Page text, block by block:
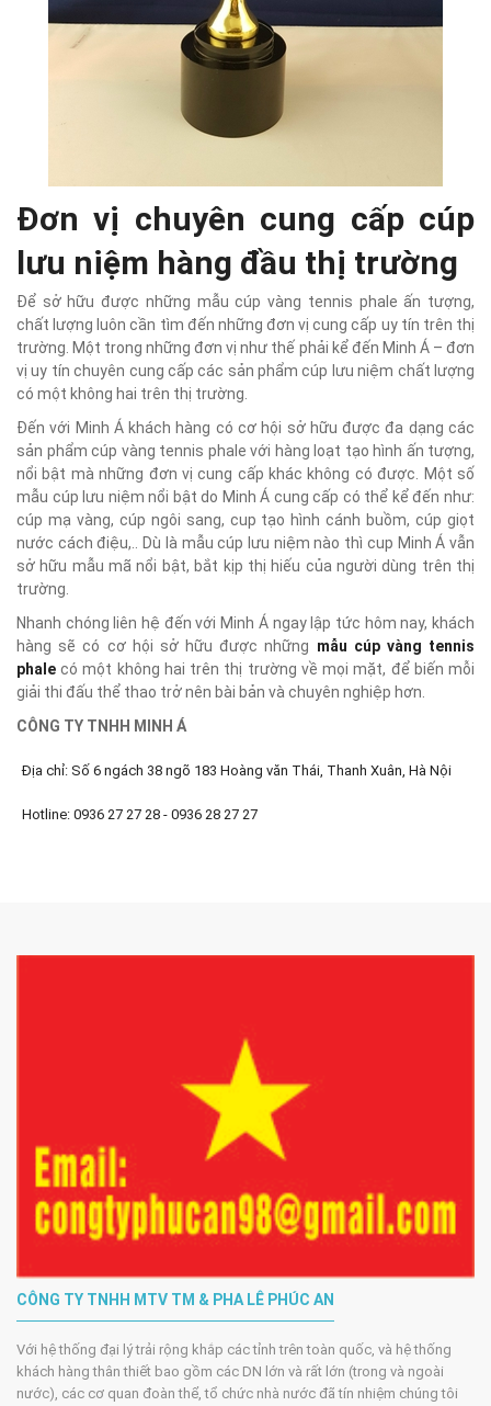
Đơn vị chuyên cung cấp cúp
lưu niệm hàng đầu thị trường
Để sở hữu được những mẫu cúp vàng tennis phale ấn tượng,
chất lượng luôn cần tìm đến những đơn vị cung cấp uy tín trên thị
trường. Một trong những đơn vị như thế phải kể đến Minh Á – đơn
vị uy tín chuyên cung cấp các sản phẩm cúp lưu niệm chất lượng
có một không hai trên thị trường.
Đến với Minh Á khách hàng có cơ hội sở hữu được đa dạng các
sản phẩm cúp vàng tennis phale với hàng loạt tạo hình ấn tượng,
nổi bật mà những đơn vị cung cấp khác không có được. Một số
mẫu cúp lưu niệm nổi bật do Minh Á cung cấp có thể kể đến như:
cúp mạ vàng, cúp ngôi sang, cup tạo hình cánh buồm, cúp giọt
nước cách điệu,.. Dù là mẫu cúp lưu niệm nào thì cup Minh Á vẫn
sở hữu mẫu mã nổi bật, bắt kịp thị hiếu của người dùng trên thị
trường.
Nhanh chóng liên hệ đến với Minh Á ngay lập tức hôm nay, khách
hàng sẽ có cơ hội sở hữu được những mẫu cúp vàng tennis
phale có một không hai trên thị trường về mọi mặt, để biến mỗi
giải thi đấu thể thao trở nên bài bản và chuyên nghiệp hơn.
CÔNG TY TNHH MINH Á
Địa chỉ: Số 6 ngách 38 ngõ 183 Hoàng văn Thái, Thanh Xuân, Hà Nội
Hotline: 0936 27 27 28 - 0936 28 27 27
CÔNG TY TNHH MTV TM & PHA LÊ PHÚC AN
Với hệ thống đại lý trải rộng khắp các tỉnh trên toàn quốc, và hệ thống
khách hàng thân thiết bao gồm các DN lớn và rất lớn (trong và ngoài
nước), các cơ quan đoàn thể, tổ chức nhà nước đã tín nhiệm chúng tôi